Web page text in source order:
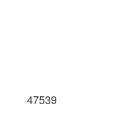
47539